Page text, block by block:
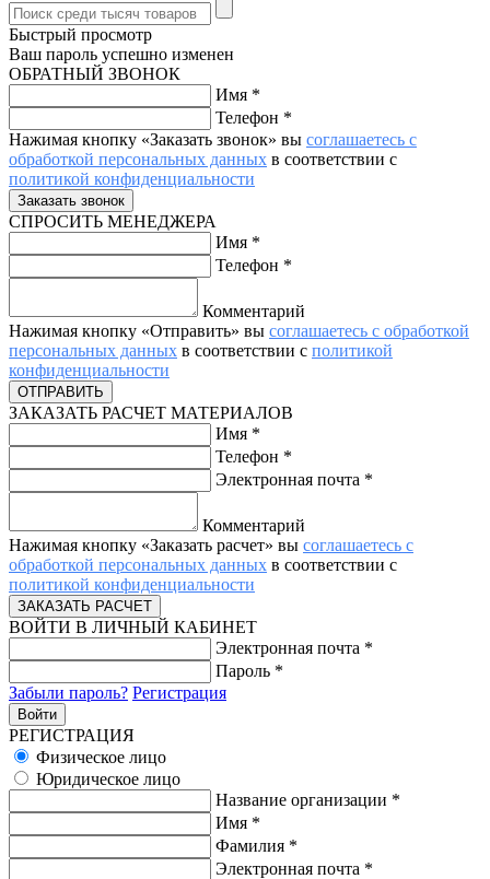
Быстрый просмотр
Ваш пароль успешно изменен
ОБРАТНЫЙ ЗВОНОК
Имя *
Телефон *
Нажимая кнопку «Заказать звонок» вы соглашаетесь с
обработкой персональных данных в соответствии с
политикой конфиденциальности
СПРОСИТЬ МЕНЕДЖЕРА
Имя *
Телефон *
Комментарий
Нажимая кнопку «Отправить» вы соглашаетесь с обработкой
персональных данных в соответствии с политикой
конфиденциальности
ЗАКАЗАТЬ РАСЧЕТ МАТЕРИАЛОВ
Имя *
Телефон *
Электронная почта *
Комментарий
Нажимая кнопку «Заказать расчет» вы соглашаетесь с
обработкой персональных данных в соответствии с
политикой конфиденциальности
ВОЙТИ В ЛИЧНЫЙ КАБИНЕТ
Электронная почта *
Пароль *
Забыли пароль? Регистрация
РЕГИСТРАЦИЯ
Физическое лицо
Юридическое лицо
Название организации *
Имя *
Фамилия *
Электронная почта *